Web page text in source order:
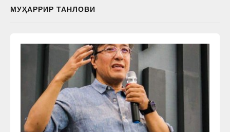
МУҲАРРИР ТАНЛОВИ